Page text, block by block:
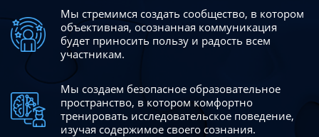
Мы стремимся создать сообщество, в котором
объективная, осознанная коммуникация
будет приносить пользу и радость всем
участникам.
Мы создаем безопасное образовательное
пространство, в котором комфортно
тренировать исследовательское поведение,
изучая содержимое своего сознания.